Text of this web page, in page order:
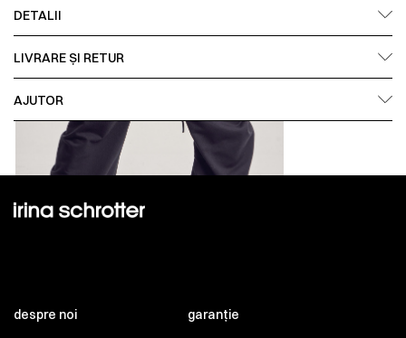
DETALII
LIVRARE ȘI RETUR
AJUTOR
despre noi garanție